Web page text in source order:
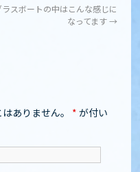
ラスボートの中はこんな感じに
なってます→
ありません。 * が付い